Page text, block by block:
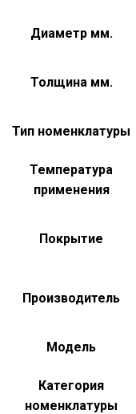
Диаметр мм.
Толщина мм.
Тип номенклатуры
Температура
применения
Покрытие
Производитель
Модель
Категория
номенклатуры